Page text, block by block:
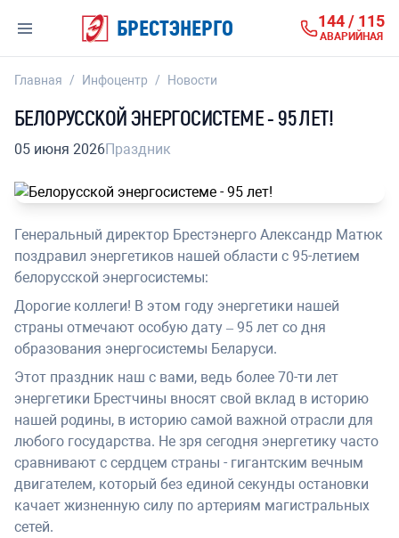
БРЕСТЭНЕРГО 144 / 115
АВАРИЙНАЯ
Главная / Инфоцентр / Новости
БЕЛОРУССКОЙ ЭНЕРГОСИСТЕМЕ - 95 ЛЕТ!
05 июня 2026Праздник
Генеральный директор Брестэнерго Александр Матюк
поздравил энергетиков нашей области с 95-летием
белорусской энергосистемы:
Дорогие коллеги! В этом году энергетики нашей
страны отмечают особую дату – 95 лет со дня
образования энергосистемы Беларуси.
Этот праздник наш с вами, ведь более 70-ти лет
энергетики Брестчины вносят свой вклад в историю
нашей родины, в историю самой важной отрасли для
любого государства. Не зря сегодня энергетику часто
сравнивают с сердцем страны - гигантским вечным
двигателем, который без единой секунды остановки
качает жизненную силу по артериям магистральных
сетей.